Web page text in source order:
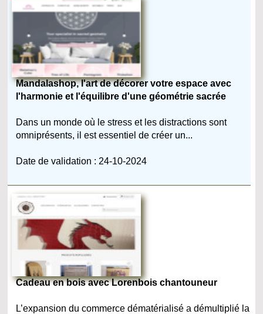
Mandalashop, l'art de décorer votre espace avec
l'harmonie et l'équilibre d'une géométrie sacrée
Dans un monde où le stress et les distractions sont
omniprésents, il est essentiel de créer un...
Date de validation : 24-10-2024
Cadeau en bois avec Lorenbois chantouneur
L’expansion du commerce dématérialisé a démultiplié la